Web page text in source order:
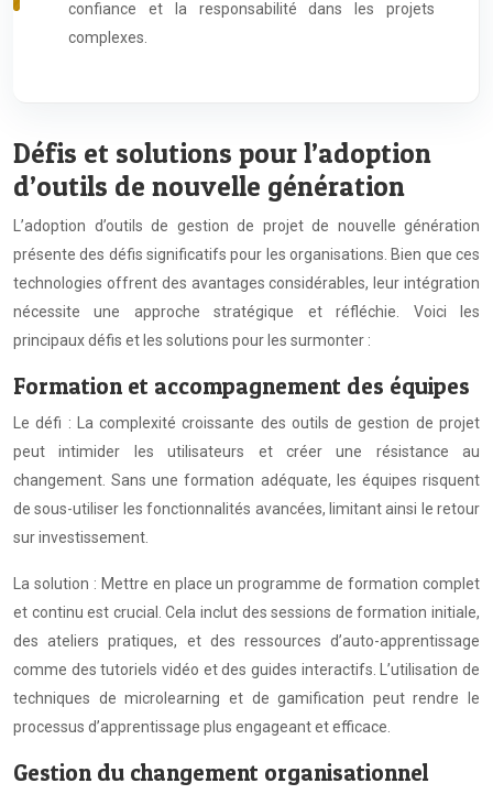
confiance et la responsabilité dans les projets
complexes.
Défis et solutions pour l’adoption
d’outils de nouvelle génération
L’adoption d’outils de gestion de projet de nouvelle génération
présente des défis significatifs pour les organisations. Bien que ces
technologies offrent des avantages considérables, leur intégration
nécessite une approche stratégique et réfléchie. Voici les
principaux défis et les solutions pour les surmonter :
Formation et accompagnement des équipes
Le défi : La complexité croissante des outils de gestion de projet
peut intimider les utilisateurs et créer une résistance au
changement. Sans une formation adéquate, les équipes risquent
de sous-utiliser les fonctionnalités avancées, limitant ainsi le retour
sur investissement.
La solution : Mettre en place un programme de formation complet
et continu est crucial. Cela inclut des sessions de formation initiale,
des ateliers pratiques, et des ressources d’auto-apprentissage
comme des tutoriels vidéo et des guides interactifs. L’utilisation de
techniques de microlearning et de gamification peut rendre le
processus d’apprentissage plus engageant et efficace.
Gestion du changement organisationnel